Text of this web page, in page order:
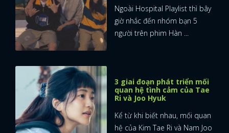
Ngoài Hospital Playlist thì bây
giờ nhắc đến nhóm bạn 5
người trên phim Hàn ...
3 giai đoạn phát triển mối
quan hệ tình cảm của Tae
Ri và Joo Hyuk
Kể từ khi biết nhau, mối quan
hệ của Kim Tae Ri và Nam Joo